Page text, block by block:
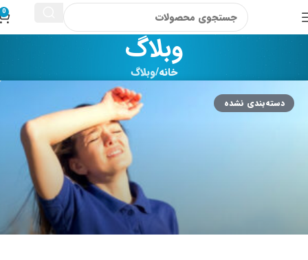
0
وبلاگ
خانه وبلاگ
دسته‌بندی نشده